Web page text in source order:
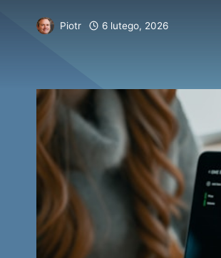
Piotr 6 lutego, 2026